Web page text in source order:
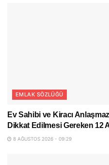
EMLAK SÖZLÜĞÜ
Ev Sahibi ve Kiracı
Dikkat Edilmesi Gereken 12
8 AĞUSTOS 2026 - 09:29